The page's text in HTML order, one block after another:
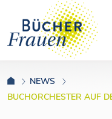
NEWS
BUCHORCHESTER AUF